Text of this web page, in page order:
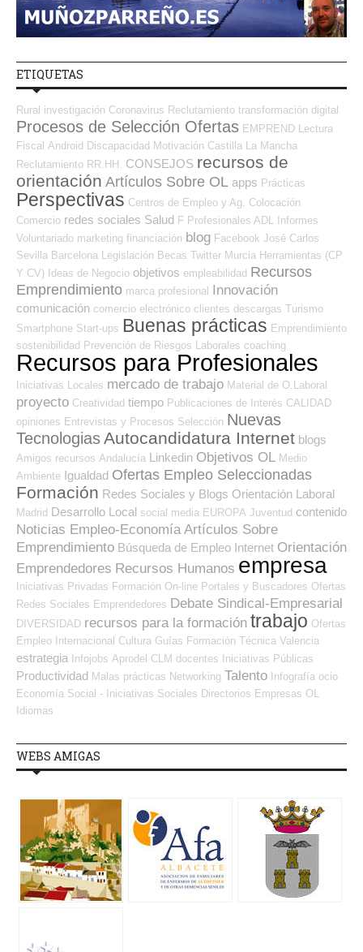
ETIQUETAS
Rural investigación Coronavirus Reclutamiento transformación digital
Procesos de Selección Ofertas EMPREND Lectura
Fiscal Android Discapacidad Motivación Castilla La Mancha
Reclutamiento RR.HH.
CONSEJOS recursos de
orientación Artículos Sobre OL apps Prácticas
Perspectivas Centros de Empleo y Ag. Colocación
Comercio redes sociales Salud F Profesionales ADL
Informes
Voluntariado marketing financiación blog Facebook José Carlos
Sevilla Barcelona Legislación Becas Twitter Murcia Herramientas (CP
Y CV) Ideas de Negocio objetivos empleabilidad Recursos
Emprendimiento marca profesional Innovación
comunicación comercio electrónico clientes descargas Turismo
Smartphone Start-ups Buenas prácticas Emprendimiento
sostenibilidad Prevención de Riesgos Laborales coaching
Recursos para Profesionales
Iniciativas Locales mercado de trabajo Material de O.Laboral
proyecto Creatividad tiempo Publicaciones de Interés CALIDAD
opiniones Entrevistas y Procesos Selección Nuevas
TecnologiasAutocandidatura Internet blogs
Amigos recursos Andalucía Linkedin Objetivos OL Medio
Ambiente Igualdad Ofertas Empleo Seleccionadas
Formación Redes Sociales y Blogs Orientación Laboral
Madrid Desarrollo Local social media EUROPA Juventud contenido
Noticias Empleo-Economía Artículos Sobre
Emprendimiento Búsqueda de Empleo Internet Orientación
Emprendedores Recursos Humanos empresa
Iniciativas Privadas Formación On-line Portales y Buscadores Ofertas
Redes Sociales Emprendedores Debate Sindical-Empresarial
DIVERSIDAD recursos para la formación trabajo Ofertas
Empleo Internacional Cultura Guías Formación Técnica Valencia
estrategia Infojobs Aprodel CLM docentes Iniciativas Públicas
Productividad Malas prácticas Networking Talento Infografía ocio
Economía Social - Iniciativas Sociales Directorios Empresas OL
Idiomas
WEBS AMIGAS